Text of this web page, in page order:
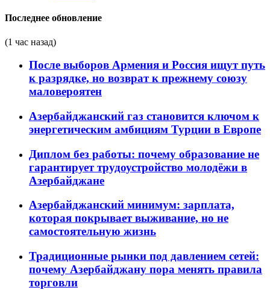
Последнее обновление
(1 час назад)
После выборов Армения и Россия ищут путь
к разрядке, но возврат к прежнему союзу
маловероятен
Азербайджанский газ становится ключом к
энергетическим амбициям Турции в Европе
Диплом без работы: почему образование не
гарантирует трудоустройство молодёжи в
Азербайджане
Азербайджанский минимум: зарплата,
которая покрывает выживание, но не
самостоятельную жизнь
Традиционные рынки под давлением сетей:
почему Азербайджану пора менять правила
торговли